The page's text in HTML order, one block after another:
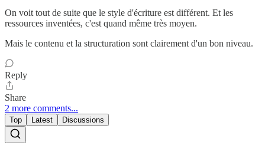
On voit tout de suite que le style d'écriture est différent. Et les
ressources inventées, c'est quand même très moyen.
Mais le contenu et la structuration sont clairement d'un bon niveau.
Reply
Share
2 more comments...
Top Latest Discussions